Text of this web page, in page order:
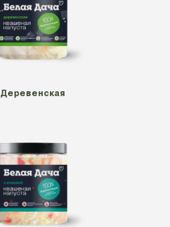
Деревенская